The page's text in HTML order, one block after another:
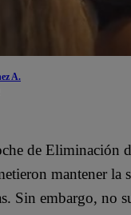
A.
de Eliminación
mantener la
Sin embargo, no